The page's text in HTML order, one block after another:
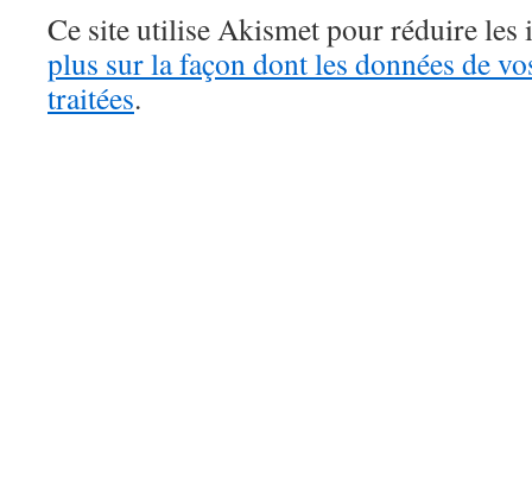
Ce site utilise Akismet pour réduire les
plus sur la façon dont les données de
traitées.